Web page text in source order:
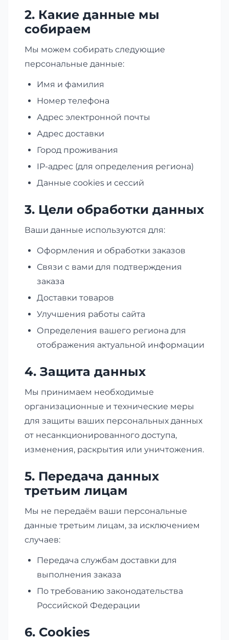
2. Какие данные мы
собираем
Мы можем собирать следующие
персональные данные:
Имя и фамилия
Номер телефона
Адрес электронной почты
Адрес доставки
Город проживания
IP-адрес (для определения региона)
Данные cookies и сессий
3. Цели обработки данных
Ваши данные используются для:
Оформления и обработки заказов
Связи с вами для подтверждения
заказа
Доставки товаров
Улучшения работы сайта
Определения вашего региона для
отображения актуальной информации
4. Защита данных
Мы принимаем необходимые
организационные и технические меры
для защиты ваших персональных данных
от несанкционированного доступа,
изменения, раскрытия или уничтожения.
5. Передача данных
третьим лицам
Мы не передаём ваши персональные
данные третьим лицам, за исключением
случаев:
Передача службам доставки для
выполнения заказа
По требованию законодательства
Российской Федерации
6. Cookies